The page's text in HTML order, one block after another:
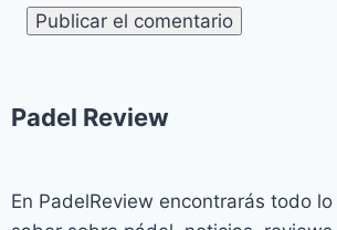
Padel Review​
En PadelReview encontrarás todo